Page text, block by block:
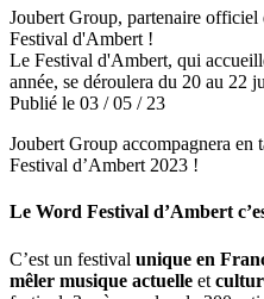
Joubert Group, partenaire
Festival d'Ambert !
Le Festival d'Ambert, qui
année, se déroulera du 20 au 22
Publié le 03 /05 / 23
Joubert Group accompagnera en
Festival d’Ambert 2023 !
Le Word Festival d’Ambert
C’est un festival unique en
mêler musique actuelle et